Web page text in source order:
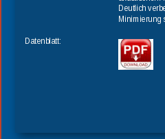
Datenblatt:
Deutlich
Minimierung